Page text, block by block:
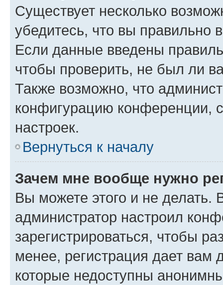
Существует несколько
убедитесь, что вы правильно
Если данные введены
чтобы проверить, не был ли
Также возможно, что
конфигурацию конференции,
настроек.
Вернуться к началу
Зачем мне вообще нужно
Вы можете этого и не делать.
администратор настроил
зарегистрироваться, чтобы
менее, регистрация дает вам
которые недоступны